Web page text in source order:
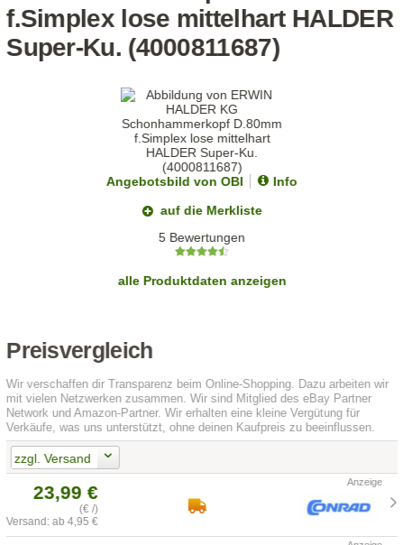
f.Simplex lose mittelhart HALDER
Super-Ku. (4000811687)
Angebotsbild von OBI
Info
auf die Merkliste
5 Bewertungen
alle Produktdaten anzeigen
Preisvergleich
Wir verschaffen dir Transparenz beim Online-Shopping. Dazu arbeiten wir
mit vielen Netzwerken zusammen. Wir sind Mitglied des eBay Partner
Network und Amazon-Partner. Wir erhalten eine kleine Vergütung für
Verkäufe, was uns unterstützt, ohne deinen Kaufpreis zu beeinflussen.
zzgl. Versand
23,99 €
(€ /)
Versand: ab 4,95 €